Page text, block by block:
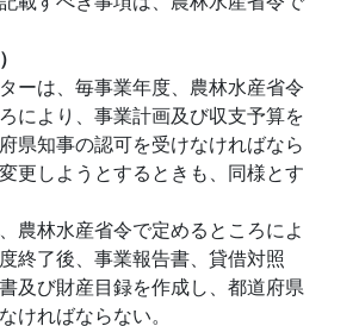
ーは、毎事業年度、農林水産省令
により、事業計画及び収支予算を
県知事の認可を受けなければなら
更しようとするときも、同様とす
農林水産省令で定めるところによ
終了後、事業報告書、貸借対照
及び財産目録を作成し、都道府県
ければならない。